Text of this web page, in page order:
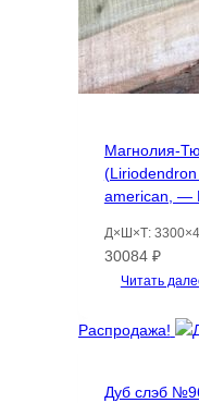
Магнолия-
american, —
Д×Ш×Т:
30084 ₽
Читать
Распродажа!
Дуб слэб